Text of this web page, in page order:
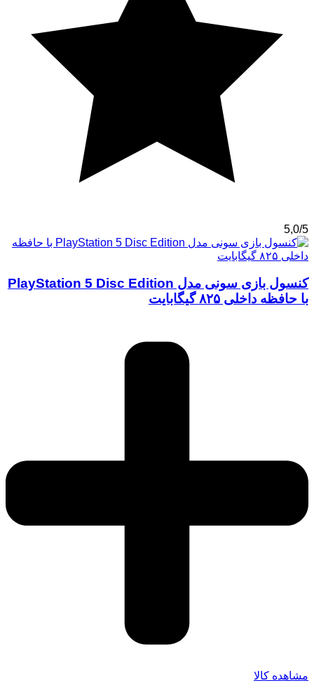
5,0/5
کنسول بازی سونی مدل PlayStation 5 Disc Edition
با حافظه داخلی ۸۲۵ گیگابایت
مشاهده کالا